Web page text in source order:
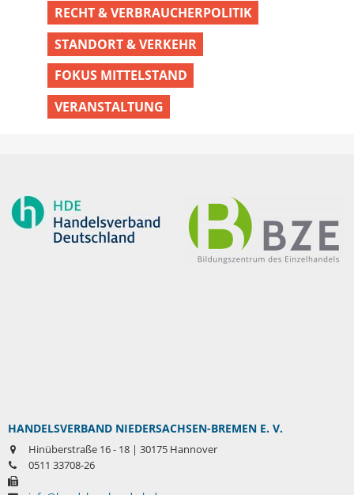
RECHT & VERBRAUCHERPOLITIK
STANDORT & VERKEHR
FOKUS MITTELSTAND
VERANSTALTUNG
HANDELSVERBAND NIEDERSACHSEN-BREMEN E. V.
Hinüberstraße 16 - 18 | 30175 Hannover
0511 33708-26